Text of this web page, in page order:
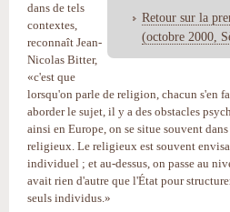
Retour sur la
(octobre 2000,
dans de tels
contextes,
reconnaît Jean-
Nicolas Bitter,
«c'est que
lorsqu'on parle de religion, chacun s'en
aborder le sujet, il y a des obstacles
ainsi en Europe, on se situe souvent
religieux. Le religieux est souvent
individuel ; et au-dessus, on passe au
avait rien d'autre que l'État pour
seuls individus.»